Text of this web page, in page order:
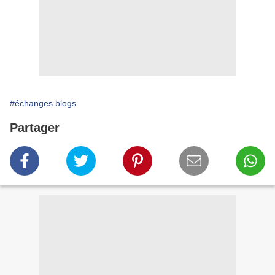
#échanges blogs
Partager